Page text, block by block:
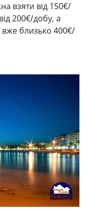
взяти від 150€/
200€/добу, а
вже близько 400€/